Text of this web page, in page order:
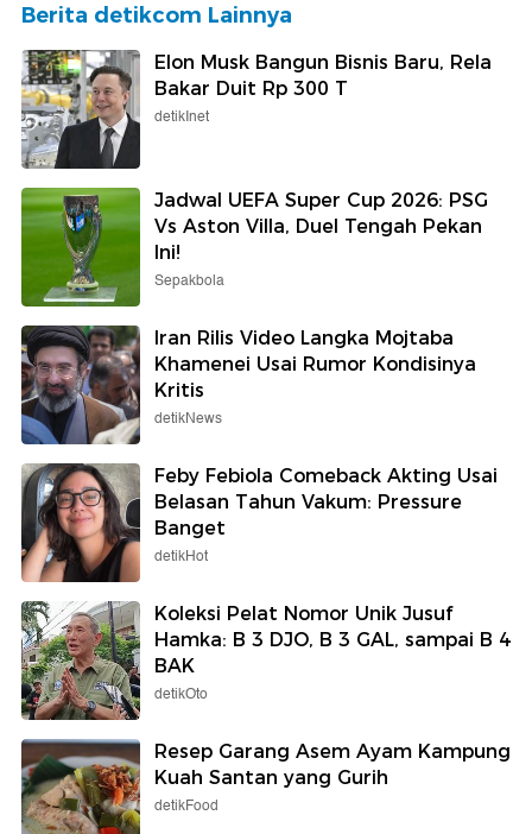
Berita detikcom Lainnya
Elon Musk Bangun Bisnis Baru, Rela
Bakar Duit Rp 300 T
detikInet
Jadwal UEFA Super Cup 2026: PSG
Vs Aston Villa, Duel Tengah Pekan
Ini!
Sepakbola
Iran Rilis Video Langka Mojtaba
Khamenei Usai Rumor Kondisinya
Kritis
detikNews
Feby Febiola Comeback Akting Usai
Belasan Tahun Vakum: Pressure
Banget
detikHot
Koleksi Pelat Nomor Unik Jusuf
Hamka: B 3 DJO, B 3 GAL, sampai B 4
BAK
detikOto
Resep Garang Asem Ayam Kampung
Kuah Santan yang Gurih
detikFood